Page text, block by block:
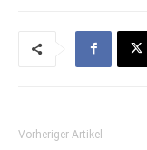
Vorheriger Artikel